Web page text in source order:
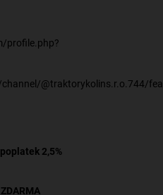
profile.php?
@traktorykolins.r.o.744/
2,5%